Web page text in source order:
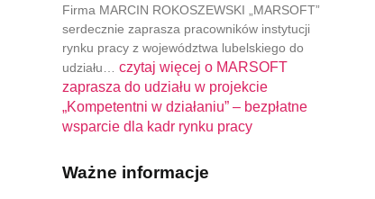
Firma MARCIN ROKOSZEWSKI „MARSOFT”
serdecznie zaprasza pracowników instytucji
rynku pracy z województwa lubelskiego do
udziału… czytaj więcej oMARSOFT
zaprasza do udziału w projekcie
„Kompetentni w działaniu” – bezpłatne
wsparcie dla kadr rynku pracy
Ważne informacje